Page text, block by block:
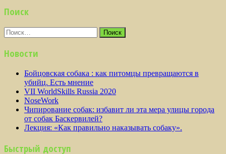
Поиск
Найти:
Новости
Бойцовская собака : как питомцы превращаются в
убийц. Есть мнение
VII WorldSkills Russia 2020
NoseWork
Чипирование собак: избавит ли эта мера улицы города
от собак Баскервилей?
Лекция: «Как правильно наказывать собаку».
Быстрый доступ